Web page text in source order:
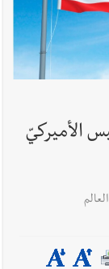
على
أشرف دبور:
.. مسؤول غربي
الأميركيّ